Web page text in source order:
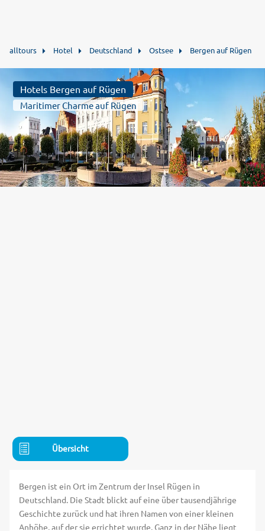
alltours Hotel Deutschland Ostsee Bergen auf Rügen
Hotels Bergen auf Rügen
Maritimer Charme auf Rügen
Übersicht
Bergen ist ein Ort im Zentrum der Insel Rügen in
Deutschland. Die Stadt blickt auf eine über tausendjährige
Geschichte zurück und hat ihren Namen von einer kleinen
Anhöhe, auf der sie errichtet wurde. Ganz in der Nähe liegt